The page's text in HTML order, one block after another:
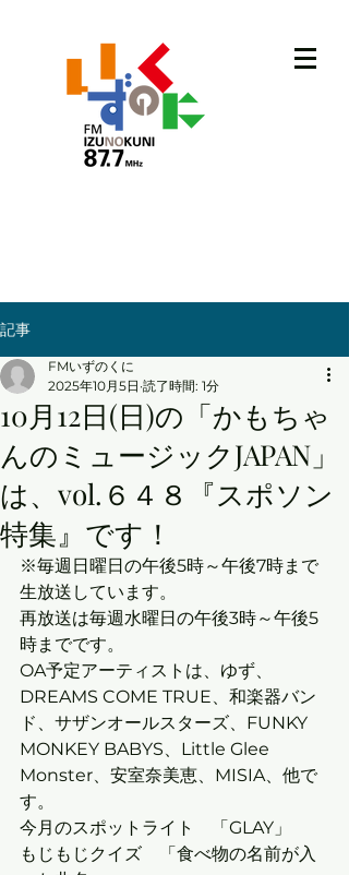
記事
10月12日(日)の「かもちゃ
んのミュージックJAPAN」
は、vol.６４８『スポソン
特集』です！
FMいずのくに
2025年10月5日 読了時間: 1分
※毎週日曜日の午後5時～午後7時まで
生放送しています。
再放送は毎週水曜日の午後3時～午後5
時までです。
OA予定アーティストは、ゆず、
DREAMS COME TRUE、和楽器バン
ド、サザンオールスターズ、FUNKY
MONKEY BABYS、Little Glee
Monster、安室奈美恵、MISIA、他で
す。
今月のスポットライト　「GLAY」
もじもじクイズ　「食べ物の名前が入